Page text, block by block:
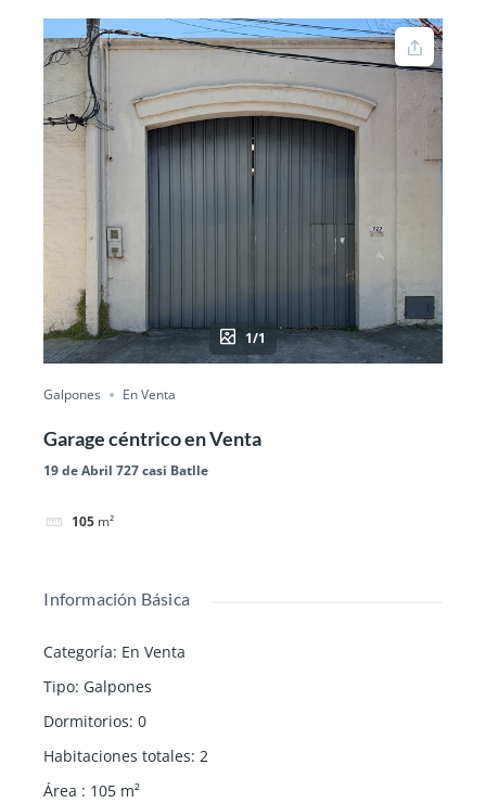
1/1
Galpones En Venta
Garage céntrico en Venta
19 de Abril 727 casi Batlle
105 m²
Información Básica
Categoría: En Venta
Tipo: Galpones
Dormitorios: 0
Habitaciones totales: 2
Área : 105 m²